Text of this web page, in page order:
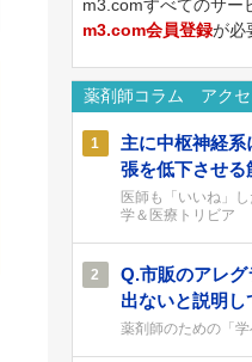
m3.comすべてのサー
m3.com会員登録が必
薬剤師コラム アクセ
1
主に中枢神経
張を低下させる
医師も「いいね」
学＆医療トリビア
2
Q.市販のアレ
出ないと説明し
薬剤師のための「学